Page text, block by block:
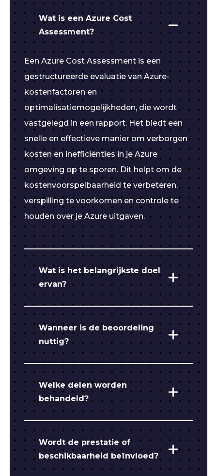
Wat is een Azure Cost
Assessment?
Een Azure Cost Assessment is een
gestructureerde evaluatie van Azure-
kostenfactoren en
optimalisatiemogelijkheden, die wordt
vastgelegd in een rapport. Het biedt een
snelle en effectieve manier om verborgen
kosten en inefficiënties in je Azure
omgeving op te sporen. Dit helpt om de
kostenvoorspelbaarheid te verbeteren,
verspilling te voorkomen en controle te
houden over je Azure uitgaven.
Wat is het belangrijkste doel
ervan?
Wanneer is de beoordeling
nuttig?
Welke delen worden
behandeld?
Wordt de prestatie of
beschikbaarheid beïnvloed?